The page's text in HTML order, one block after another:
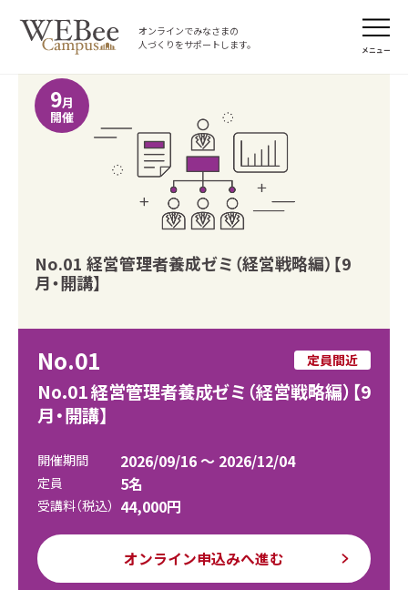
オンラインでみなさまの
人づくりをサポートします。
メニュー
9月
開催
No.01 経営管理者養成ゼミ（経営戦略編）【9
月・開講】
No.01 定員間近
No.01 経営管理者養成ゼミ（経営戦略編）【9
月・開講】
開催期間 2026/09/16 ～ 2026/12/04
定員 5名
受講料（税込） 44,000円
オンライン申込みへ進む